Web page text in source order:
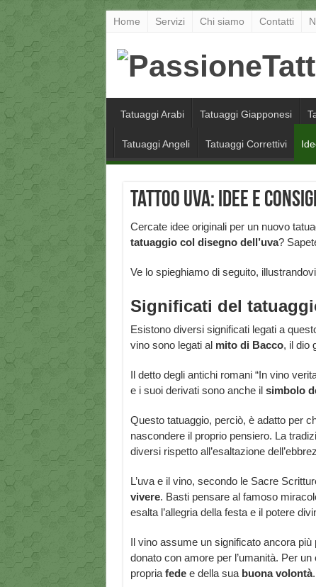
Home Servizi Chi siamo Contatti
Tatuaggi Arabi Tatuaggi Giapponesi
Tatuaggi Angeli Tatuaggi Correttivi
Tattoo uva: idee e
Cercate idee originali per un nuovo
tatuaggio col disegno dell’uva?
Ve lo spieghiamo di seguito,
Significati del
Esistono diversi significati legati a
vino sono legati al mito di Bacco, il dio
Il detto degli antichi romani “In vino
e i suoi derivati sono anche il simbolo
Questo tatuaggio, perciò, è adatto per
nascondere il proprio pensiero. La
diversi rispetto all’esaltazione
L’uva e il vino, secondo le Sacre
vivere. Basti pensare al famoso
esalta l’allegria della festa e il potere
Il vino assume un significato ancora più
donato con amore per l’umanità. Per
propria fedee della sua buona volontà.